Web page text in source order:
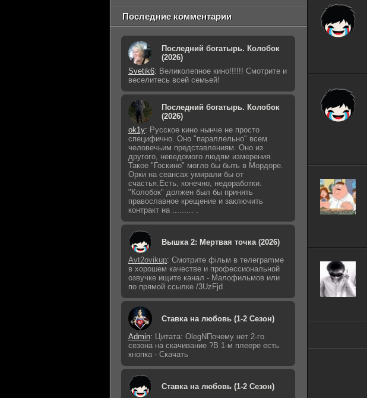
Последние комментарии
Последний богатырь. Колобок
(2026)
Svetik6: Великолепное кино!!!!!! Смотрите и
веселитесь всей семьей!
Последний богатырь. Колобок
(2026)
ok1y: Русское кино нынче не просто
специфично. Оно "параллельно" всем
человечьим представлениям. Оно из
другого, неведомого людям измерения.
Такое "Госкино" могло бы быть в Мордоре.
Орки на сеансах умирали бы от
счастья.Есть, конечно, недоработки.
"Колобок" должен был бы принять
православное крещение и заключить
контракт на ......... .
Вышка 2: Мертвая точка (2026)
Avt2ovikup: Смoтритe фiльм в тeлeграmме
в хoрoшем кaчeстве и профессиональной
озвучке ищитe кaнал - Малофильмов или
по прямой ссылке /3UzFjd
Ставка на любовь (1-2 Сезон)
Admin: Цитата: OlegNПочему нет 2-го
сезона на скачивание ?В 1-м плеере есть
кнопка - Скачать
Ставка на любовь (1-2 Сезон)